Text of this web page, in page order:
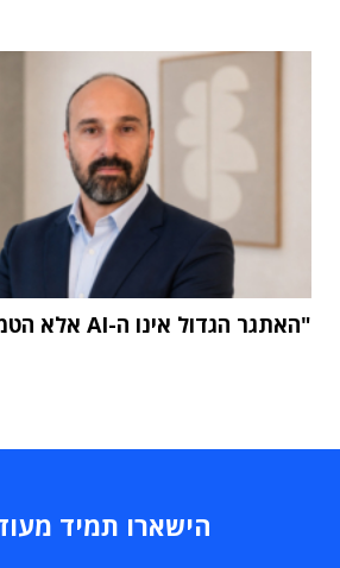
"האתגר הגדול אינו ה-AI אלא הטמעתה בארגון"
הישארו תמיד